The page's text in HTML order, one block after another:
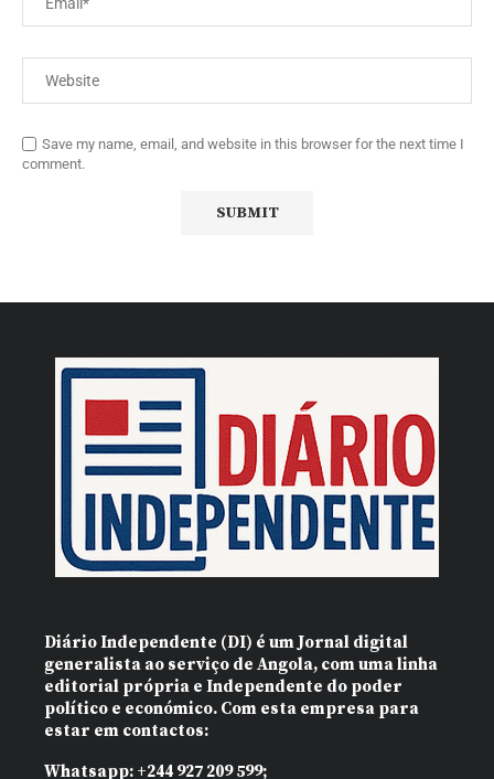
Save my name, email, and website in this browser for the next time I
comment.
Diário Independente (DI) é um Jornal digital
generalista ao serviço de Angola, com uma linha
editorial própria e Independente do poder
político e económico. Com esta empresa para
estar em contactos:
Whatsapp: +244 927 209 599;